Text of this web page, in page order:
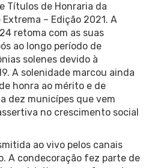
Títulos de Honraria da
– Edição 2021. A
retoma com as suas
ao longo período de
solenes devido à
A solenidade marcou ainda
honra ao mérito e de
dez municípes que vem
no crescimento social
ao vivo pelos canais
A condecoração fez parte de